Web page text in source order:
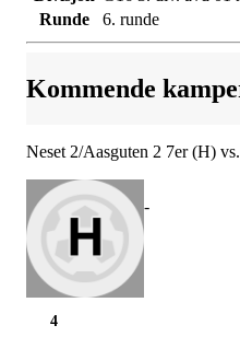
Runde
6. runde
Kommende
Neset 2/Aasguten 2 7er (H)
-
4